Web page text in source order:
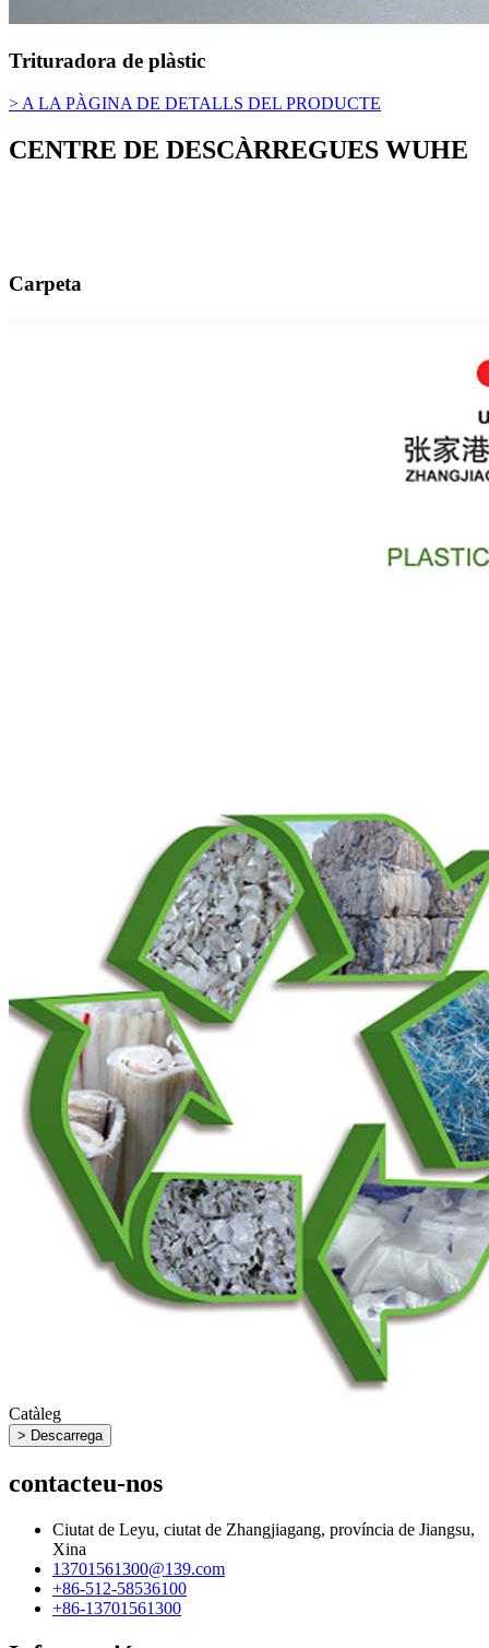
Trituradora de plàstic
> A LA PÀGINA DE DETALLS DEL PRODUCTE
CENTRE DE DESCÀRREGUES WUHE
Carpeta
Catàleg
> Descarrega
contacteu-nos
Ciutat de Leyu, ciutat de Zhangjiagang, província de Jiangsu,
Xina
13701561300@139.com
+86-512-58536100
+86-13701561300